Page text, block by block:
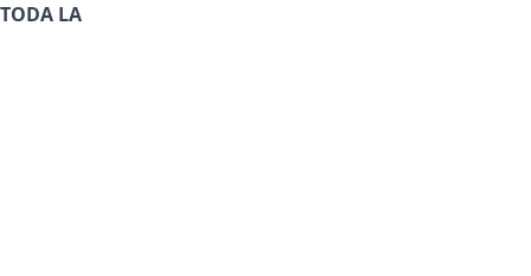
LA